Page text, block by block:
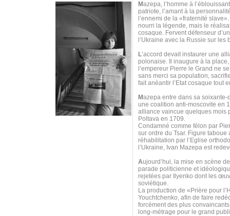
Mazepa, l’homme à
patriote, l’amant à la
l’ennemi de la «fraternité
nourri la légende, mais le
cosaque. Fervent défenseur
l’Ukraine avec la Russie sur
L’accord devait instaurer une
polonaise. Il inaugure à la
l’empereur Pierre le Grand ne
sans merci sa population,
fait anéantir l’Etat cosaque tout
Mazepa entre dans sa soixante-
une coalition anti-moscovite en
alliance vaincue quelques mois
Poltava en 1709.
Condamné comme félon par
sur ordre du Tsar. Figure
réhabilitation par l’Eglise
l’Ukraine, Ivan Mazepa est
Aujourd’hui, la mise en scène
parade politicienne et
rejetées par Ilyenko dont les
soviétique.
La production de «Prière pour
Youchtchenko, afin de faire
forcément des plus
long-métrage pour le grand